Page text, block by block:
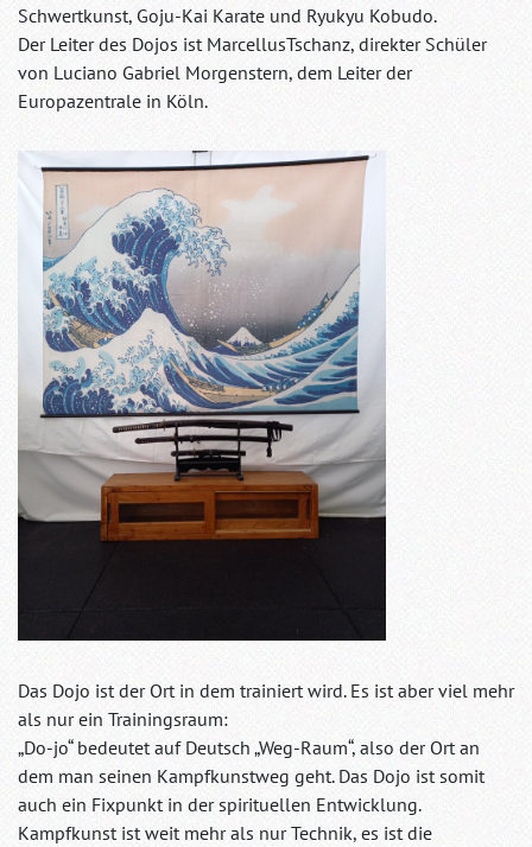
Schwertkunst, Goju-Kai Karate und Ryukyu Kobudo.
Der Leiter des Dojos ist MarcellusTschanz, direkter Schüler
von Luciano Gabriel Morgenstern, dem Leiter der
Europazentrale in Köln.
Das Dojo ist der Ort in dem trainiert wird. Es ist aber viel mehr
als nur ein Trainingsraum:
„Do-jo“ bedeutet auf Deutsch „Weg-Raum“, also der Ort an
dem man seinen Kampfkunstweg geht. Das Dojo ist somit
auch ein Fixpunkt in der spirituellen Entwicklung.
Kampfkunst ist weit mehr als nur Technik, es ist die